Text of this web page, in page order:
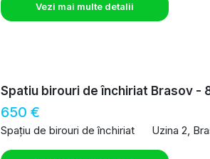
Vezi mai multe detalii
Spatiu birouri de închiriat Brasov -
650 €
Spațiu de birouri de închiriat Uzina 2,